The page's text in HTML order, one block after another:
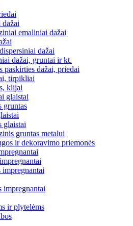
emaliniai dažai
dažai
dažai, gruntai ir kt.
paskirties dažai, priedai
tirpikliai
klijai
glaistai
gruntas
glaistai
gruntas metalui
ir dekoravimo priemonės
impregnantai
impregnantai
ir plytelėms